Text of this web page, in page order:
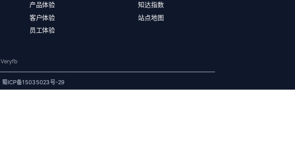
产品体验
客户体验
员工体验
知达指数
站点地图
Veryfb
蜀ICP备15035023号-29